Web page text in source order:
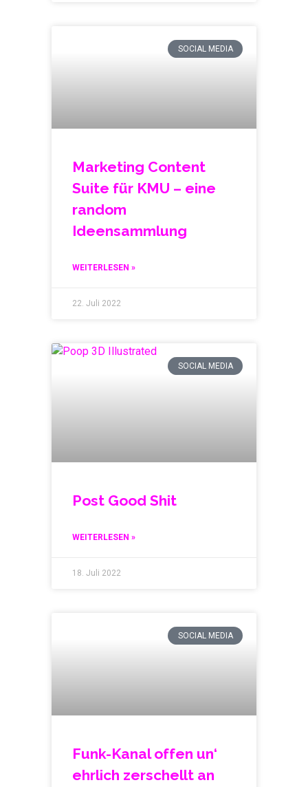
SOCIAL MEDIA
Marketing Content
Suite für KMU – eine
random
Ideensammlung
WEITERLESEN »
22. Juli 2022
SOCIAL MEDIA
Post Good Shit
WEITERLESEN »
18. Juli 2022
SOCIAL MEDIA
Funk-Kanal offen un‘
ehrlich zerschellt an